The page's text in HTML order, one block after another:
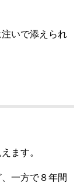
いで添えられ
ます。
一方で８年間